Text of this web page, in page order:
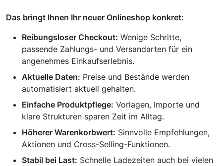
Das bringt Ihnen Ihr neuer Onlineshop konkret:
Reibungsloser Checkout: Wenige Schritte,
passende Zahlungs- und Versandarten für ein
angenehmes Einkaufserlebnis.
Aktuelle Daten: Preise und Bestände werden
automatisiert aktuell gehalten.
Einfache Produktpflege: Vorlagen, Importe und
klare Strukturen sparen Zeit im Alltag.
Höherer Warenkorbwert: Sinnvolle Empfehlungen,
Aktionen und Cross-Selling-Funktionen.
Stabil bei Last: Schnelle Ladezeiten auch bei vielen